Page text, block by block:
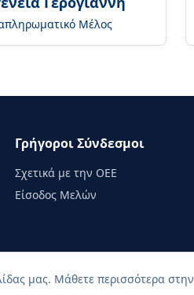
μας. Μάθετε περισσότερα στην
Μέλος
Γρήγοροι Σύνδεσμοι
Σχετικά με την ΟΕΕ
Είσοδος Μελών